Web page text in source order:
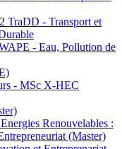
- Transport et
- Eau, Pollution de
- MSc X-HEC
Renouvelables :
(Master)